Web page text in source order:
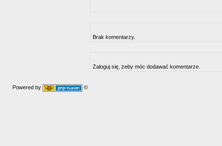
Brak komentarzy.
Zaloguj się, żeby móc dodawać komentarze.
Powered by ©